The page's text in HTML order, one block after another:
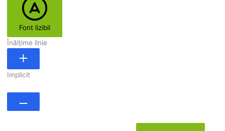
Font lizibil
Înălțime linie
Implicit